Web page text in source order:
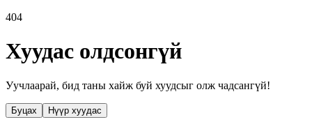
404
Хуудас олдсонгүй
Уучлаарай, бид таны хайж буй хуудсыг олж чадсангүй!
Буцах Нүүр хуудас